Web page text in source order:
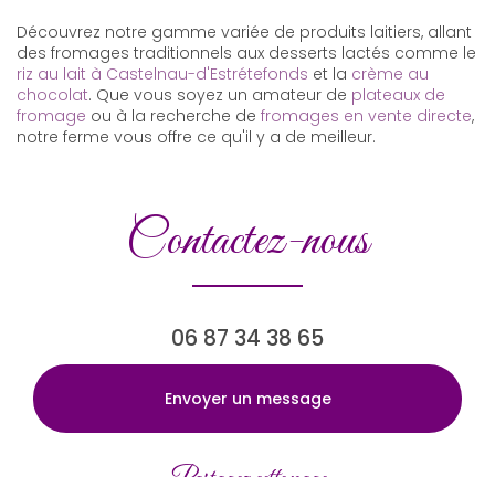
Découvrez notre gamme variée de produits laitiers, allant
des fromages traditionnels aux desserts lactés comme le
riz au lait à Castelnau-d'Estrétefonds et la crème au
chocolat. Que vous soyez un amateur de plateaux de
fromage ou à la recherche de fromages en vente directe,
notre ferme vous offre ce qu'il y a de meilleur.
Contactez-nous
06 87 34 38 65
Envoyer un message